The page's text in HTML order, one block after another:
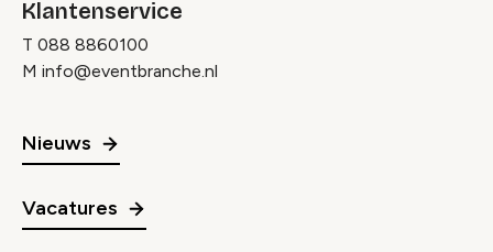
Klantenservice
T 088 8860100
M info@eventbranche.nl
Nieuws
Vacatures